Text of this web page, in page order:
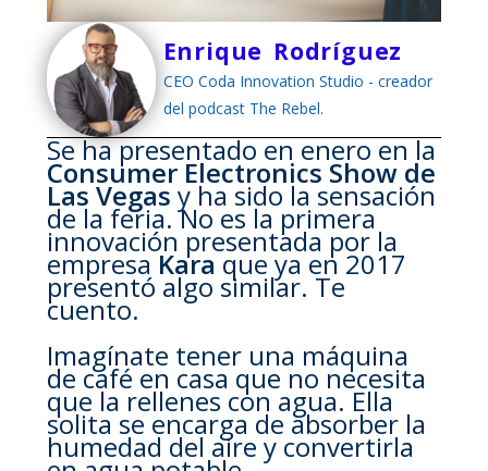
Enrique Rodríguez
CEO Coda Innovation Studio - creador
del podcast The Rebel.
Se ha presentado en enero en la
Consumer Electronics Show de
Las Vegas y ha sido la sensación
de la feria. No es la primera
innovación presentada por la
empresa Kara que ya en 2017
presentó algo similar. Te
cuento.
Imagínate tener una máquina
de café en casa que no necesita
que la rellenes con agua. Ella
solita se encarga de absorber la
humedad del aire y convertirla